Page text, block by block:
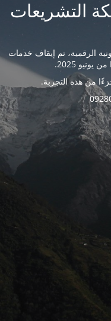
التشريعات
الرقمية، تم إيقاف خدمات
يونيو 2025.
من هذه التجربة.